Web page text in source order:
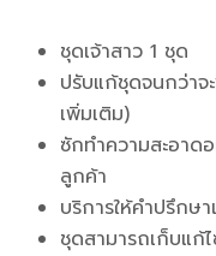
ชุดเจ้าสาว 1 ชุด
ปรับแก้ชุดจนกว่าจ
เพิ่มเติม)
ซักทำความสะอา
ลูกค้า
บริการให้คำปรึกษ
ชุดสามารถเก็บแก้